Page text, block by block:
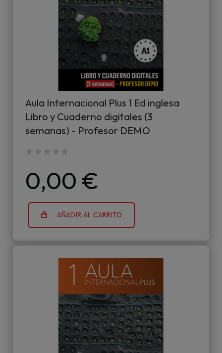
Aula Internacional Plus 1 Ed inglesa
Libro y Cuaderno digitales (3
semanas) - Profesor DEMO
0,00 €
AÑADIR AL CARRITO